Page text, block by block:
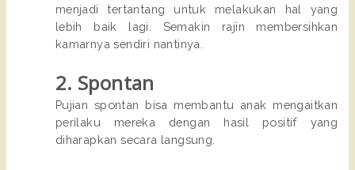
menjadi tertantang untuk melakukan hal yang
lebih baik lagi. Semakin rajin membersihkan
kamarnya sendiri nantinya.
2. Spontan
Pujian spontan bisa membantu anak mengaitkan
perilaku mereka dengan hasil positif yang
diharapkan secara langsung.